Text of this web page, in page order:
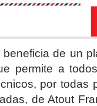
de un
permite a
por todas
de Atout